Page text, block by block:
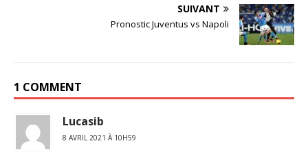
SUIVANT
Pronostic Juventus vs Napoli
1 COMMENT
Lucasib
8 AVRIL 2021 À 10H59